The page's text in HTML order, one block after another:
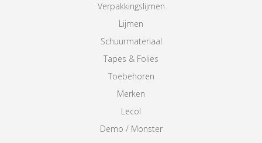
Verpakkingslijmen
Lijmen
Schuurmateriaal
Tapes & Folies
Toebehoren
Merken
Lecol
Demo / Monster